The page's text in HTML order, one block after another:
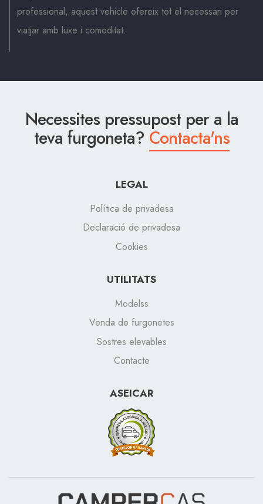
professional, aquest vehicle ofereix tot el necessari per
viatjar amb luxe i comoditat.
Necessites pressupost per a la
teva furgoneta? Contacta'ns
LEGAL
Política de privadesa
Declaració de privadesa
Cookies
UTILITATS
Modelss
Venda de furgonetes
Sostres elevables
Contacte
ASEICAR